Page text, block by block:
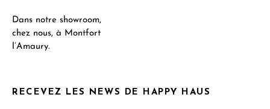
RECEVEZ LES NEWS DE HAPPY HAUS
Dans notre showroom,
chez nous, à Montfort
l’Amaury.